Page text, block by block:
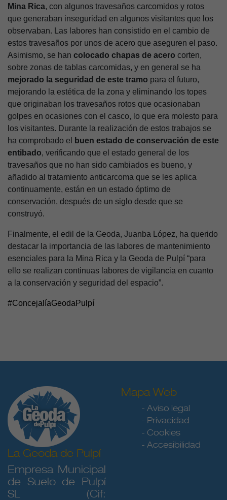
Mina Rica, con algunos travesaños carcomidos y rotos
que generaban inseguridad en algunos visitantes que los
observaban. Las labores han consistido en el cambio de
estos travesaños por unos de acero que aseguren el paso.
Asimismo, se han colocado chapas de acero corten,
sobre zonas de tablas carcomidas, y en general se ha
mejorado la seguridad de este tramo para el futuro,
mejorando la estética de la zona y eliminando los topes
que originaban los travesaños rotos que ocasionaban
golpes en ocasiones con el casco, lo que era molesto para
los visitantes. Durante la realización de estos trabajos se
ha comprobado el
buen estado de conservación de este
entibado, verificando que el estado general de los
travesaños que no han sido cambiados es bueno, y
añadido al tratamiento anticarcoma que se les aplica
continuamente, están en un estado óptimo de
conservación, después de un siglo desde que se
construyó.
Finalmente, el edil de la Geoda, Juanba López, ha querido
destacar la importancia de las labores de mantenimiento
esenciales para la Mina Rica y la Geoda de Pulpí “para
ello se realizan continuas labores de vigilancia en cuanto
a la conservación y seguridad del espacio”.
#ConcejalíaGeodaPulpí
La Geoda de Pulpí
Empresa Municipal
de Suelo de Pulpí
SL (Cif:
Mapa Web
- Aviso legal
- Privacidad
- Cookies
- Accesibilidad